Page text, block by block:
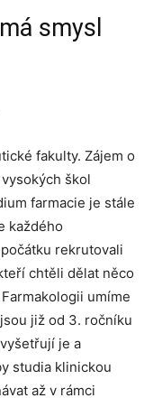
smysl
fakulty. Zájem o
škol
farmacie je stále
každého
rekrutovali
chtěli dělat něco
umíme
již od 3. ročníku
je a
studia klinickou
až v rámci